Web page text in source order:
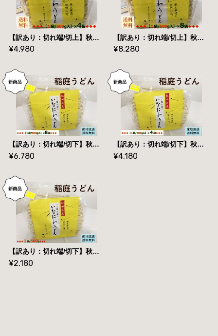
【訳あり：切れ端/切上】秋田名産【稲庭うどん】（５００g /袋）×４袋【手作り技法】【送料無料】
¥4,980
【訳あり：切れ端/切上】秋田名産【稲庭うどん】（５００g /袋）×８袋【手作り技法】【送料無料】
¥8,280
【訳あり：切れ端/切下】秋田名産【稲庭うどん】（５００g /袋）×８袋【手作り技法】【送料無料】
¥6,780
【訳あり：切れ端/切下】秋田名産【稲庭うどん】（５００g /袋）×４袋【手作り技法】【送料無料】
¥4,180
【訳あり：切れ端/切下】秋田名産【稲庭うどん】５００g /袋【手作り技法】【送料無料】
¥2,180